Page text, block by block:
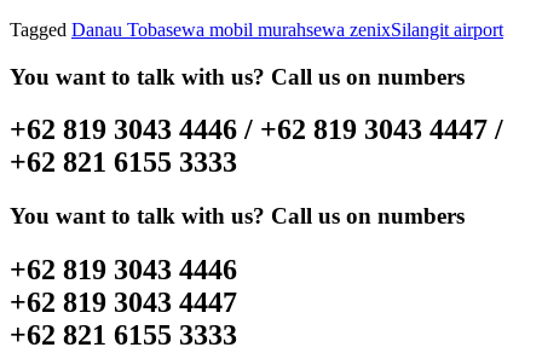
Tagged Danau Tobasewa mobil murahsewa zenixSilangit airport
You want to talk with us? Call us on numbers
+62 819 3043 4446 / +62 819 3043 4447 /
+62 821 6155 3333
You want to talk with us? Call us on numbers
+62 819 3043 4446
+62 819 3043 4447
+62 821 6155 3333